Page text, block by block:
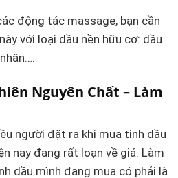
động tác massage, bạn cần
với loại dầu nền hữu cơ: dầu
Nguyên Chất – Làm
người đặt ra khi mua tinh dầu
nay đang rất loạn về giá. Làm
dầu mình đang mua có phải là